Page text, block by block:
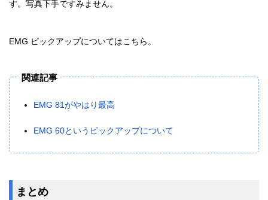
す。写真下手ですみません。
EMG ピックアップについてはこちら。
関連記事
EMG 81がやはり最高
EMG 60というピックアップについて
まとめ